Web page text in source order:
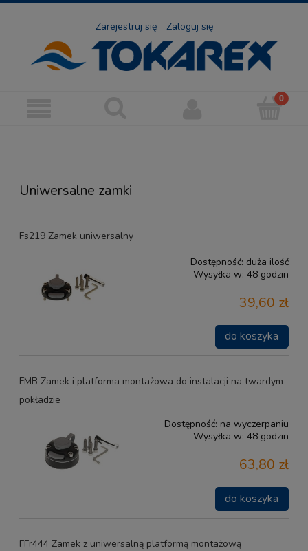
Zarejestruj się Zaloguj się
Uniwersalne zamki
Fs219 Zamek uniwersalny
Dostępność: duża ilość
Wysyłka w: 48 godzin
39,60 zł
do koszyka
FMB Zamek i platforma montażowa do instalacji na twardym
pokładzie
Dostępność: na wyczerpaniu
Wysyłka w: 48 godzin
63,80 zł
do koszyka
FFr444 Zamek z uniwersalną platformą montażową